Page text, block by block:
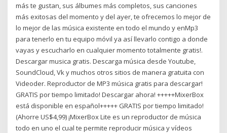
más te gustan, sus álbumes más completos, sus canciones
más exitosas del momento y del ayer, te ofrecemos lo mejor de
lo mejor de las música existente en todo el mundo y enMp3
para tenerlo en tu equipo móvil ya así llevarlo contigo a donde
vayas y escucharlo en cualquier momento totalmente gratis!.
Descargar musica gratis. Descarga música desde Youtube,
SoundCloud, Vk y muchos otros sitios de manera gratuita con
Videoder. Reproductor de MP3 música gratis para descargar!
GRATIS por tiempo limitado! Descargar ahora! +++++MixerBox
está disponible en español+++++ GRATIS por tiempo limitado!
(Ahorre US$4,99) ¡MixerBox Lite es un reproductor de música
todo en uno el cual te permite reproducir música y vídeos